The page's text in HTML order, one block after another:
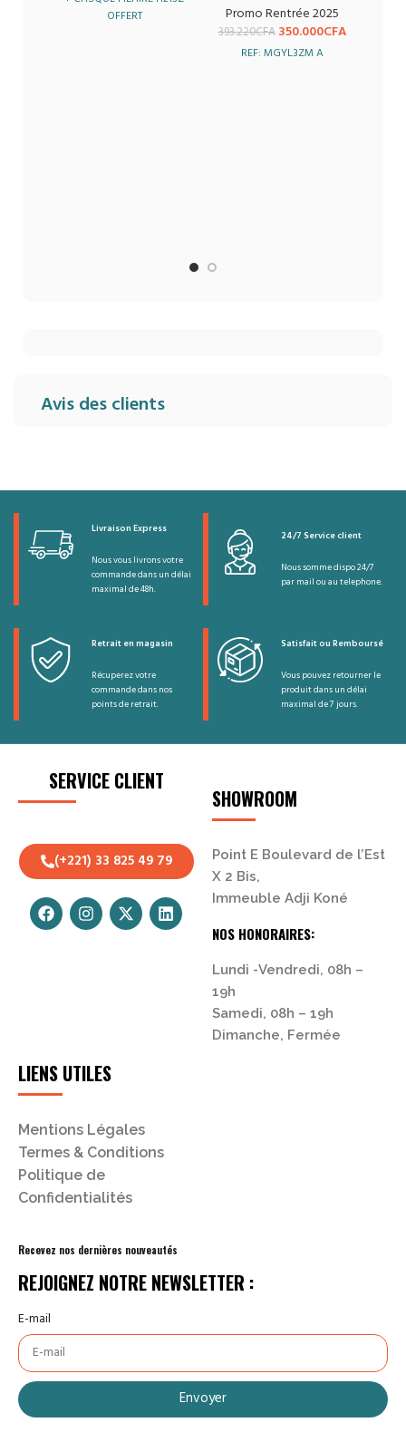
OFFERT
Promo Rentrée 2025
393.220CFA 350.000CFA
REF: MGYL3ZM A
Avis des clients
Livraison Express
Nous vous livrons votre
commande dans un délai
maximal de 48h.
24/7 Service client
Nous somme dispo 24/7
par mail ou au telephone.
Retrait en magasin
Récuperez votre
commande dans nos
points de retrait.
Satisfait ou Remboursé
Vous pouvez retourner le
produit dans un délai
maximal de 7 jours.
SERVICE CLIENT
(+221) 33 825 49 79
SHOWROOM
Point E Boulevard de l’Est
X 2 Bis,
Immeuble Adji Koné
NOS HONORAIRES:
Lundi -Vendredi, 08h –
19h
Samedi, 08h – 19h
Dimanche, Fermée
LIENS UTILES
Mentions Légales
Termes & Conditions
Politique de
Confidentialités
Recevez nos dernières nouveautés
REJOIGNEZ NOTRE NEWSLETTER :
E-mail
Envoyer